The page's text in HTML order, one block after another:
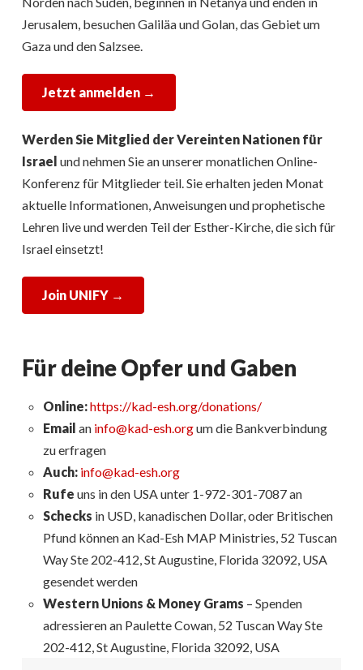
Jerusalem, besuchen Galiläa und Golan, das Gebiet um
Gaza und den Salzsee.
Jetzt anmelden →
Werden Sie Mitglied der Vereinten Nationen für
Israel und nehmen Sie an unserer monatlichen Online-
Konferenz für Mitglieder teil. Sie erhalten jeden Monat
aktuelle Informationen, Anweisungen und prophetische
Lehren live und werden Teil der Esther-Kirche, die sich für
Israel einsetzt!
Join UNIFY →
Für deine Opfer und Gaben
Online:https://kad-esh.org/donations/
Email an info@kad-esh.orgum die Bankverbindung
zu erfragen
Auch: info@kad-esh.org
Rufe uns in den USA unter 1-972-301-7087 an
Schecks in USD, kanadischen Dollar, oder Britischen
Pfund können an Kad-Esh MAP Ministries, 52 Tuscan
Way Ste 202-412, St Augustine, Florida 32092, USA
gesendet werden
Western Unions & Money Grams – Spenden
adressieren an Paulette Cowan, 52 Tuscan Way Ste
202-412, St Augustine, Florida 32092, USA